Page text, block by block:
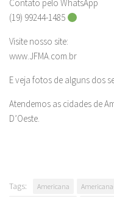
Contato pelo WhatsApp
(19) 99244-1485
Visite nosso site:
www.JFMA.com.br
E veja fotos de alguns dos
Atendemos as cidades de
D’Oeste.
Tags: Americana